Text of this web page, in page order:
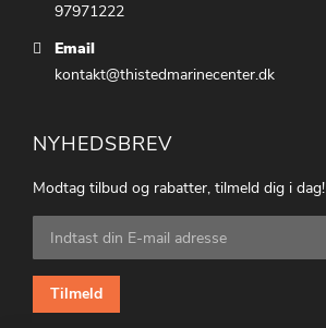
97971222
Email
kontakt@thistedmarinecenter.dk
NYHEDSBREV
Modtag tilbud og rabatter, tilmeld dig i dag!
Tilmeld
dig
vores
nyhedsbrev:
Tilmeld